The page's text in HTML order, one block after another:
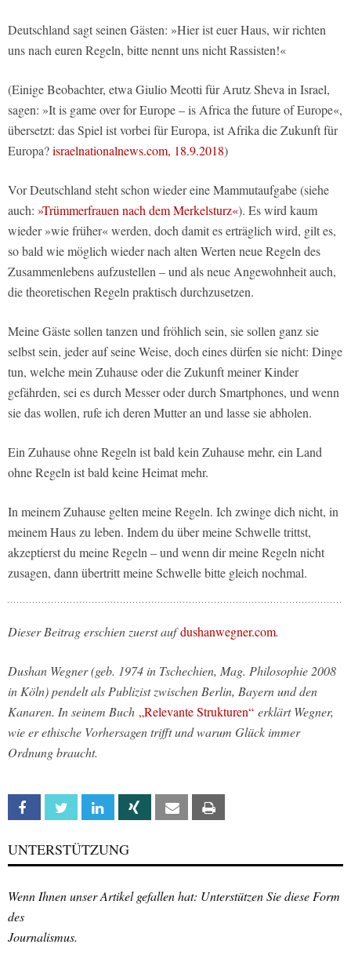
Deutschland sagt seinen Gästen: »Hier ist euer Haus, wir richten
uns nach euren Regeln, bitte nennt uns nicht Rassisten!«
(Einige Beobachter, etwa Giulio Meotti für Arutz Sheva in Israel,
sagen: »It is game over for Europe – is Africa the future of Europe«,
übersetzt: das Spiel ist vorbei für Europa, ist Afrika die Zukunft für
Europa?israelnationalnews.com, 18.9.2018)
Vor Deutschland steht schon wieder eine Mammutaufgabe (siehe
auch: »Trümmerfrauen nach dem Merkelsturz«). Es wird kaum
wieder »wie früher« werden, doch damit es erträglich wird, gilt es,
so bald wie möglich wieder nach alten Werten neue Regeln des
Zusammenlebens aufzustellen – und als neue Angewohnheit auch,
die theoretischen Regeln praktisch durchzusetzen.
Meine Gäste sollen tanzen und fröhlich sein, sie sollen ganz sie
selbst sein, jeder auf seine Weise, doch eines dürfen sie nicht: Dinge
tun, welche mein Zuhause oder die Zukunft meiner Kinder
gefährden, sei es durch Messer oder durch Smartphones, und wenn
sie das wollen, rufe ich deren Mutter an und lasse sie abholen.
Ein Zuhause ohne Regeln ist bald kein Zuhause mehr, ein Land
ohne Regeln ist bald keine Heimat mehr.
In meinem Zuhause gelten meine Regeln. Ich zwinge dich nicht, in
meinem Haus zu leben. Indem du über meine Schwelle trittst,
akzeptierst du meine Regeln – und wenn dir meine Regeln nicht
zusagen, dann übertritt meine Schwelle bitte gleich nochmal.
Dieser Beitrag erschien zuerst aufdushanwegner.com.
Dushan Wegner (geb. 1974 in Tschechien, Mag. Philosophie 2008
in Köln) pendelt als Publizist zwischen Berlin, Bayern und den
Kanaren. In seinem Buch „Relevante Strukturen“ erklärt Wegner,
wie er ethische Vorhersagen trifft und warum Glück immer
Ordnung braucht.
Facebook Twitter Linkedin Xing Email
UNTERSTÜTZUNG
Wenn Ihnen unser Artikel gefallen hat: Unterstützen Sie diese Form
des
Journalismus.